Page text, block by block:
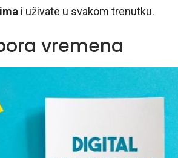
i uživate u svakom trenutku.
vremena